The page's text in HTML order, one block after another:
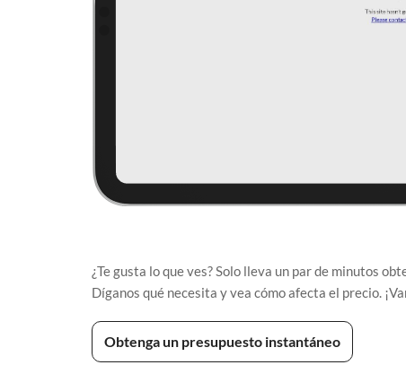
¿Te gusta lo que ves? Solo lleva un par de minutos
Díganos qué necesita y vea cómo afecta el precio.
Obtenga un presupuesto instantáneo